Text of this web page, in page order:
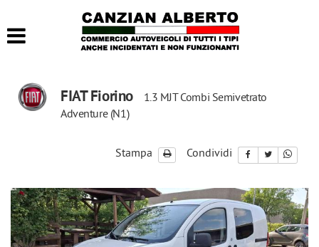
ACQUISTIAMO USATOFIAT Fiorino
1.3 MJT Combi Semivetrato
Adventure (N1)
Stampa Condividi